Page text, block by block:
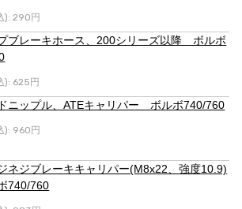
): 290円
ブレーキホース、200シリーズ以降 ボルボ
): 625円
ニップル、ATEキャリパー ボルボ740/760
): 960円
ネジブレーキキャリパー(M8x22、強度10.9)
740/760